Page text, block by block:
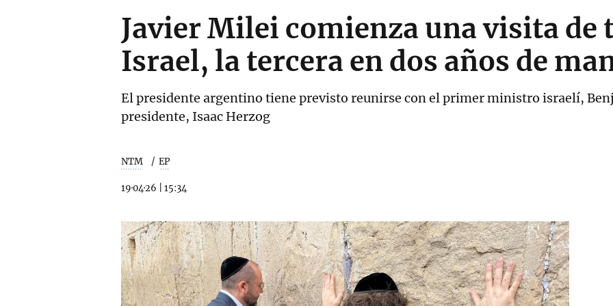
Javier Milei comienza una visita de
Israel, la tercera en dos años de
El presidente argentino tiene previsto reunirse con el primer ministro israelí,
presidente, Isaac Herzog
NTM EP
19·04·26 15:34